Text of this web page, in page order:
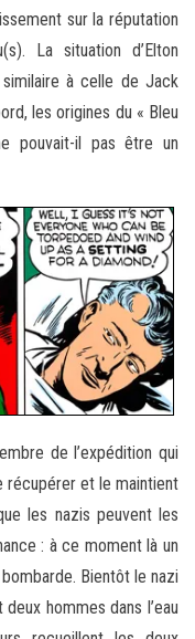
sur la réputation
La situation d’Elton
à celle de Jack
les origines du « Bleu
pouvait-il pas être un
de l’expédition qui
récupérer et le maintient
les nazis peuvent les
: à ce moment là un
Bientôt le nazi
hommes dans l’eau